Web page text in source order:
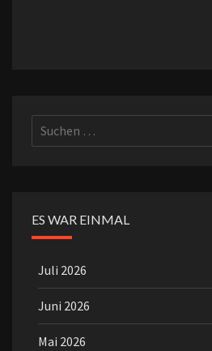
Suchen
nach:
ES WAR EINMAL
Juli 2026
Juni 2026
Mai 2026